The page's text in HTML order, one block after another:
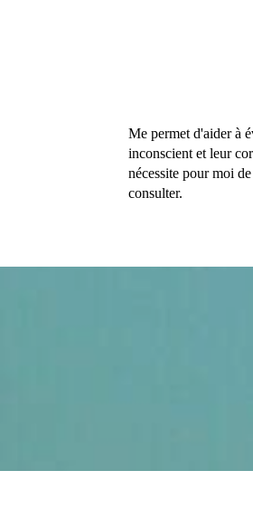
Me permet d'aider à
inconscient et leur
nécessite pour moi
consulter.